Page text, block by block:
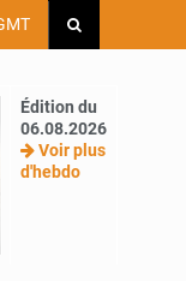
Édition du
06.08.2026
Voir plus
d'hebdo